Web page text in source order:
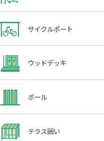
サイクルポート
ウッドデッキ
ポール
テラス囲い